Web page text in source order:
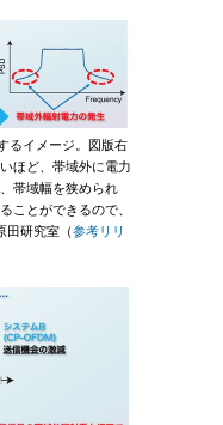
るイメージ。図版右
ほど、帯域外に電力
帯域幅を狭められ
ことができるので、
田研究室（参考リリ